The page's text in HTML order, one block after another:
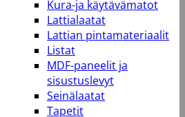
Kura-ja käytävämatot
Lattialaatat
Lattian pintamateriaalit
Listat
MDF-paneelit ja
sisustuslevyt
Seinälaatat
Tapetit